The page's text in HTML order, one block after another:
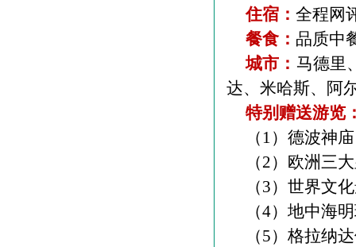
住宿： 全程网
餐食： 品质中
城市： 马德里
达、米哈斯、阿
特别赠送游览
（ 1）德波神庙
（2）欧洲三
（3）世界文
（4）地中海
（5）格拉纳